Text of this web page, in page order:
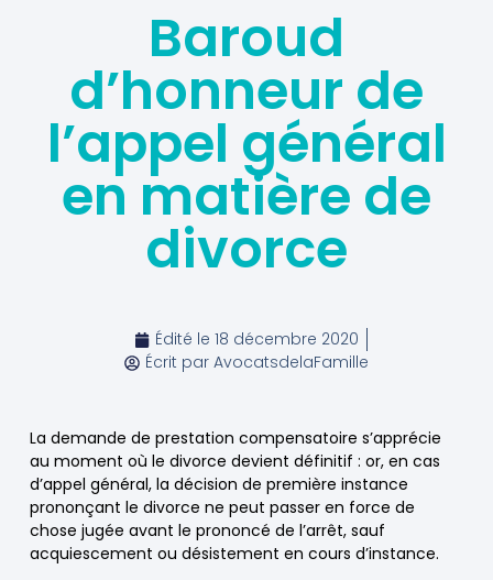
Baroud
d’honneur de
l’appel général
en matière de
divorce
Édité le 18 décembre 2020
Écrit par AvocatsdelaFamille
La demande de prestation compensatoire s’apprécie
au moment où le divorce devient définitif : or, en cas
d’appel général, la décision de première instance
prononçant le divorce ne peut passer en force de
chose jugée avant le prononcé de l’arrêt, sauf
acquiescement ou désistement en cours d’instance.